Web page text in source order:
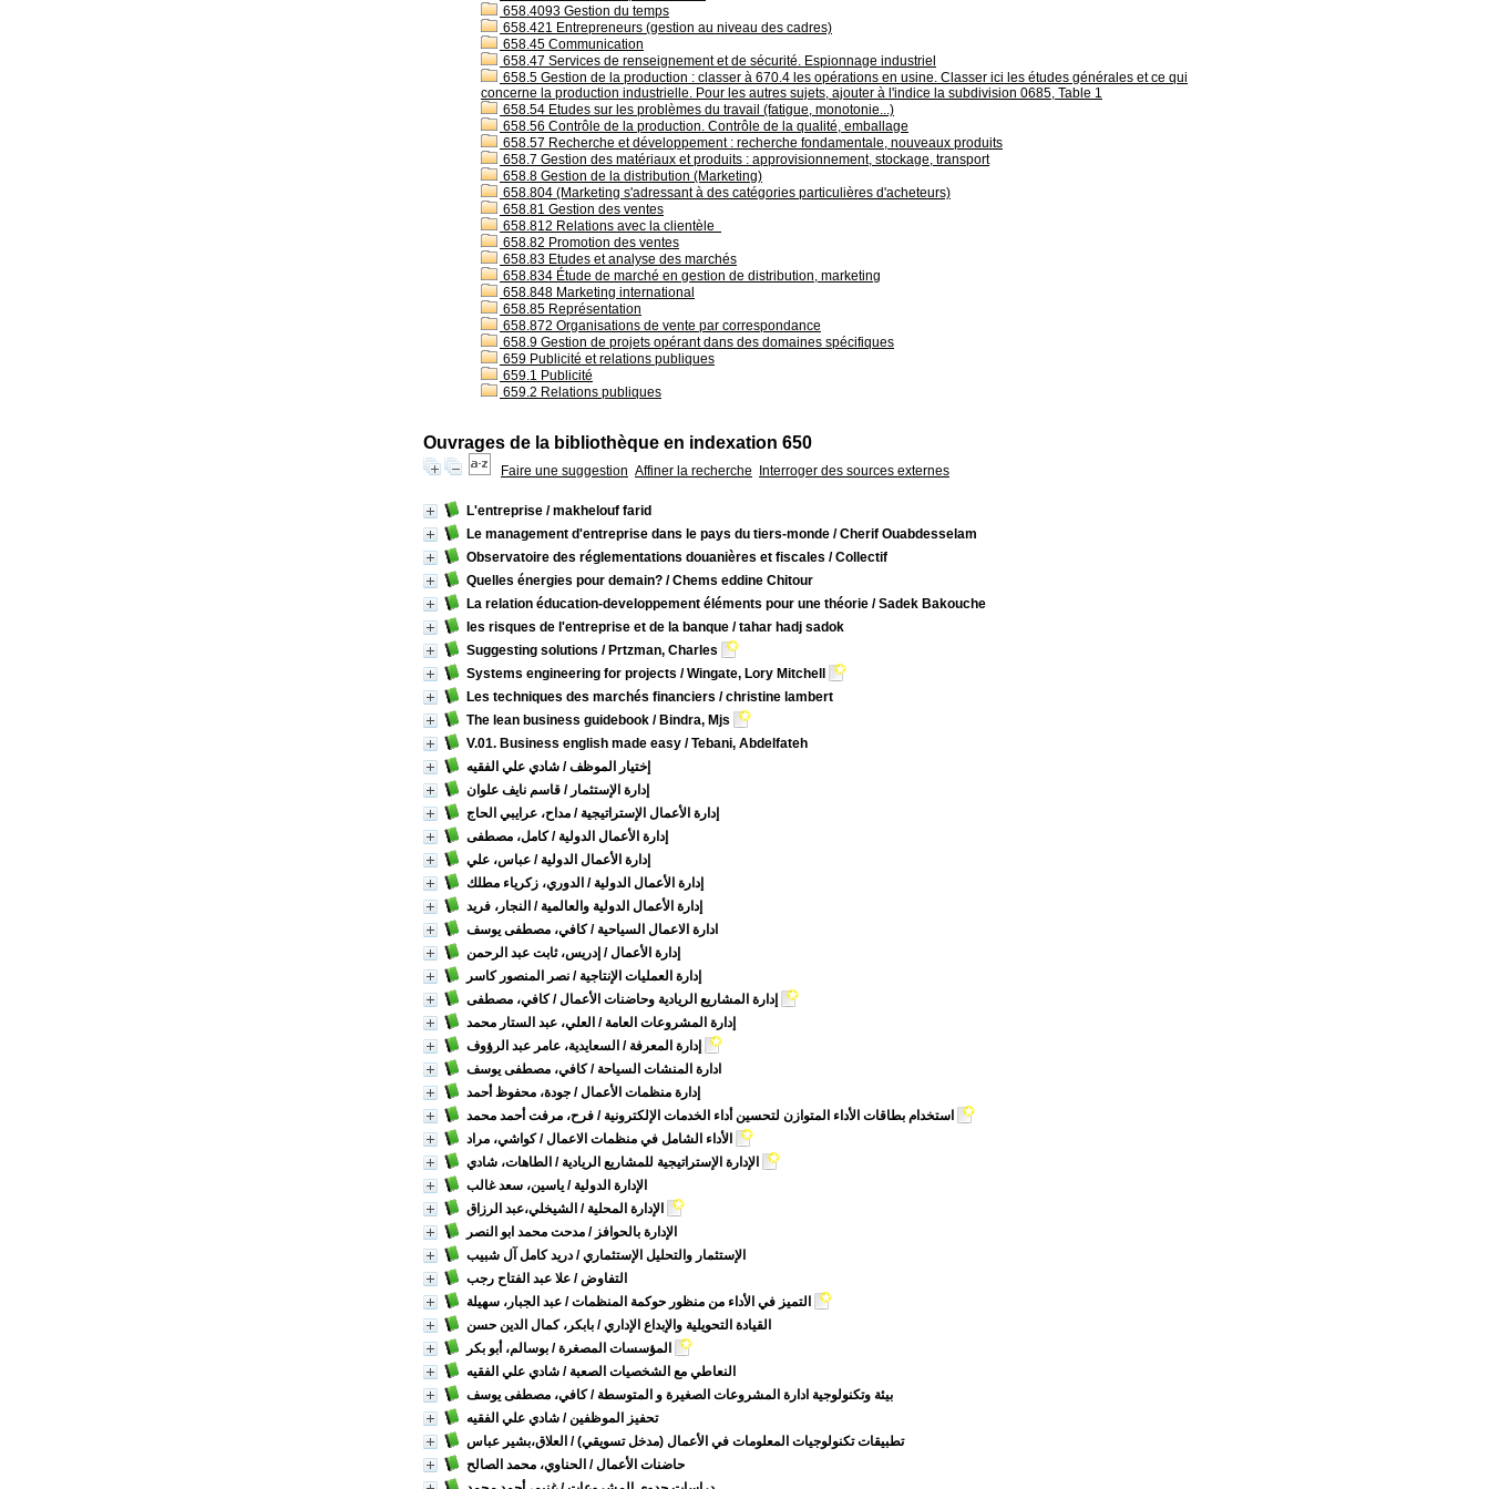
658.4093 Gestion du temps
658.421 Entrepreneurs (gestion au niveau des cadres)
658.45 Communication
658.47 Services de renseignement et de sécurité. Espionnage industriel
658.5 Gestion de la production : classer à 670.4 les opérations en usine. Classer ici les études générales et ce qui
concerne la production industrielle. Pour les autres sujets, ajouter à l'indice la subdivision 0685, Table 1
658.54 Etudes sur les problèmes du travail (fatigue, monotonie...)
658.56 Contrôle de la production. Contrôle de la qualité, emballage
658.57 Recherche et développement : recherche fondamentale, nouveaux produits
658.7 Gestion des matériaux et produits : approvisionnement, stockage, transport
658.8 Gestion de la distribution (Marketing)
658.804 (Marketing s'adressant à des catégories particulières d'acheteurs)
658.81 Gestion des ventes
658.812 Relations avec la clientèle
658.82 Promotion des ventes
658.83 Etudes et analyse des marchés
658.834 Étude de marché en gestion de distribution, marketing
658.848 Marketing international
658.85 Représentation
658.872 Organisations de vente par correspondance
658.9 Gestion de projets opérant dans des domaines spécifiques
659 Publicité et relations publiques
659.1 Publicité
659.2 Relations publiques
Ouvrages de la bibliothèque en indexation 650
Faire une suggestion Affiner la recherche Interroger des sources externes
L'entreprise / makhelouf farid
Le management d'entreprise dans le pays du tiers-monde / Cherif Ouabdesselam
Observatoire des réglementations douanières et fiscales / Collectif
Quelles énergies pour demain? / Chems eddine Chitour
La relation éducation-developpement éléments pour une théorie / Sadek Bakouche
les risques de l'entreprise et de la banque / tahar hadj sadok
Suggesting solutions / Prtzman, Charles
Systems engineering for projects / Wingate, Lory Mitchell
Les techniques des marchés financiers / christine lambert
The lean business guidebook / Bindra, Mjs
V.01. Business english made easy / Tebani, Abdelfateh
إختيار الموظف/ شادي علي الفقيه
إدارة الإستثمار / قاسم نايف علوان
إدارة الأعمال الإستراتيجية / مداح، عرايبي الحاج
إدارة الأعمال الدولية / كامل، مصطفى
إدارة الأعمال الدولية / عباس، علي
إدارة الأعمال الدولية / الدوري، زكرياء مطلك
إدارة الأعمال الدولية والعالمية / النجار، فريد
ادارة الاعمال السياحية / كافي، مصطفى يوسف
إدارة الأعمال/ إدريس، ثابت عبد الرحمن
إدارة العمليات الإنتاجية / نصر المنصور كاسر
إدارة المشاريع الريادية وحاضنات الأعمال/ كافي، مصطفى
إدارة المشروعات العامة / العلي، عبد الستار محمد
إدارة المعرفة / السعايدية، عامر عبد الرؤوف
ادارة المنشات السياحة / كافي، مصطفى يوسف
إدارة منظمات الأعمال/ جودة، محفوظ أحمد
استخدام بطاقات الأداء المتوازن لتحسين أداء الخدمات الإلكترونية / فرح، مرفت أحمد محمد
الأداء الشامل في منظمات الاعمال/ كواشي، مراد
الإدارة الإستراتيجية للمشاريع الريادية / الطاهات، شادي
الإدارة الدولية / ياسين، سعد غالب
الإدارة المحلية / الشيخلي،عبد الرزاق
الإدارة بالحوافز / مدحت محمد ابو النصر
الإستثمار والتحليل الإستثماري/ دريد كامل آل شبيب
التفاوض/ علا عبد الفتاح رجب
التميز في الأداء من منظور حوكمة المنظمات/ عبد الجبار، سهيلة
القيادة التحويلية والإبداع الإداري/ بابكر، كمال الدين حسن
المؤسسات المصغرة/ بوسالم، أبو بكر
النعاطي مع الشخصيات الصعبة / شادي علي الفقيه
بيئة وتكنولوجية ادارة المشروعات الصغيرة و المتوسطة / كافي، مصطفى يوسف
تحفيز الموظفين/ شادي علي الفقيه
تطبيقات تكنولوجيات المعلومات في الأعمال (مدخل تسويقي)/ العلاق،بشير عباس
حاضنات الأعمال/ الحناوي، محمد الصالح